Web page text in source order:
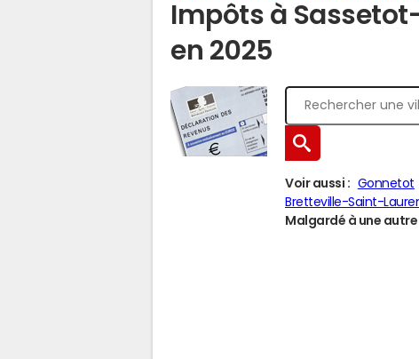
Impôts à
en 2025
Voir aussi : Gonnetot
Bretteville-Saint-
Malgardé à une autre